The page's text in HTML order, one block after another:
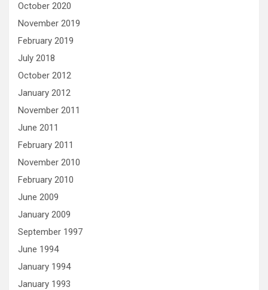
October 2020
November 2019
February 2019
July 2018
October 2012
January 2012
November 2011
June 2011
February 2011
November 2010
February 2010
June 2009
January 2009
September 1997
June 1994
January 1994
January 1993